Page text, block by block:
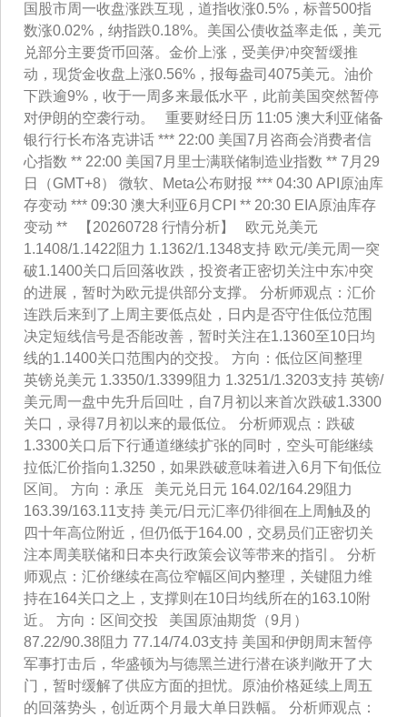
国股市周一收盘涨跌互现，道指收涨0.5%，标普500指
数涨0.02%，纳指跌0.18%。美国公债收益率走低，美元
兑部分主要货币回落。金价上涨，受美伊冲突暂缓推
动，现货金收盘上涨0.56%，报每盎司4075美元。油价
下跌逾9%，收于一周多来最低水平，此前美国突然暂停
对伊朗的空袭行动。 重要财经日历 11:05 澳大利亚储备
银行行长布洛克讲话 *** 22:00 美国7月咨商会消费者信
心指数 ** 22:00 美国7月里士满联储制造业指数 ** 7月29
日（GMT+8） 微软、Meta公布财报 *** 04:30 API原油库
存变动 *** 09:30 澳大利亚6月CPI ** 20:30 EIA原油库存
变动 ** 【20260728 行情分析】 欧元兑美元
1.1408/1.1422阻力 1.1362/1.1348支持 欧元/美元周一突
破1.1400关口后回落收跌，投资者正密切关注中东冲突
的进展，暂时为欧元提供部分支撑。 分析师观点：汇价
连跌后来到了上周主要低点处，日内是否守住低位范围
决定短线信号是否能改善，暂时关注在1.1360至10日均
线的1.1400关口范围内的交投。 方向：低位区间整理
英镑兑美元 1.3350/1.3399阻力 1.3251/1.3203支持 英镑/
美元周一盘中先升后回吐，自7月初以来首次跌破1.3300
关口，录得7月初以来的最低位。 分析师观点：跌破
1.3300关口后下行通道继续扩张的同时，空头可能继续
拉低汇价指向1.3250，如果跌破意味着进入6月下旬低位
区间。 方向：承压 美元兑日元 164.02/164.29阻力
163.39/163.11支持 美元/日元汇率仍徘徊在上周触及的
四十年高位附近，但仍低于164.00，交易员们正密切关
注本周美联储和日本央行政策会议等带来的指引。 分析
师观点：汇价继续在高位窄幅区间内整理，关键阻力维
持在164关口之上，支撑则在10日均线所在的163.10附
近。 方向：区间交投 美国原油期货（9月）
87.22/90.38阻力 77.14/74.03支持 美国和伊朗周末暂停
军事打击后，华盛顿为与德黑兰进行潜在谈判敞开了大
门，暂时缓解了供应方面的担忧。原油价格延续上周五
的回落势头，创近两个月最大单日跌幅。 分析师观点：